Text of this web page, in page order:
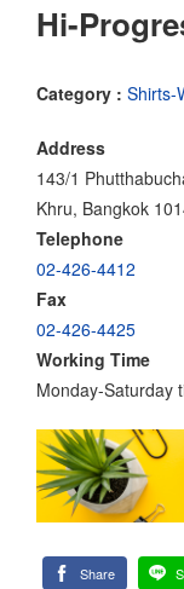
Hi-
Category : Shirts-
Address
143/1
Khru, Bangkok
Telephone
02-426-4412
Fax
02-426-4425
Working Time
Monday-Saturday
Share